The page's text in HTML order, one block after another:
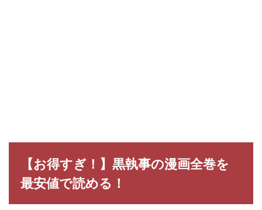
【お得すぎ！】黒執事の漫画全巻を
最安値で読める！